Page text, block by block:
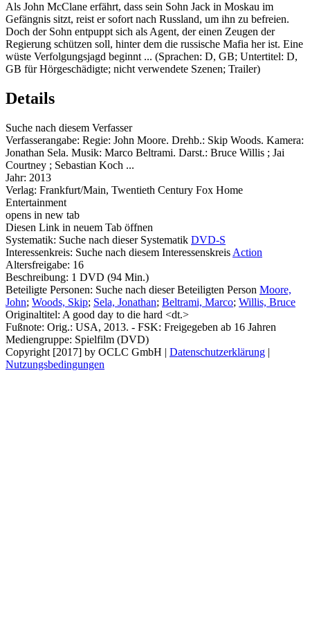
Als John McClane erfährt, dass sein Sohn Jack in Moskau im
Gefängnis sitzt, reist er sofort nach Russland, um ihn zu befreien.
Doch der Sohn entpuppt sich als Agent, der einen Zeugen der
Regierung schützen soll, hinter dem die russische Mafia her ist. Eine
wüste Verfolgungsjagd beginnt ... (Sprachen: D, GB; Untertitel: D,
GB für Hörgeschädigte; nicht verwendete Szenen; Trailer)
Details
Suche nach diesem Verfasser
Verfasserangabe: Regie: John Moore. Drehb.: Skip Woods. Kamera:
Jonathan Sela. Musik: Marco Beltrami. Darst.: Bruce Willis ; Jai
Courtney ; Sebastian Koch ...
Jahr: 2013
Verlag: Frankfurt/Main, Twentieth Century Fox Home
Entertainment
opens in new tab
Diesen Link in neuem Tab öffnen
Systematik: Suche nach dieser Systematik DVD-S
Interessenkreis: Suche nach diesem Interessenskreis Action
Altersfreigabe: 16
Beschreibung: 1 DVD (94 Min.)
Beteiligte Personen: Suche nach dieser Beteiligten Person Moore,
John; Woods, Skip; Sela, Jonathan; Beltrami, Marco; Willis, Bruce
Originaltitel: A good day to die hard <dt.>
Fußnote: Orig.: USA, 2013. - FSK: Freigegeben ab 16 Jahren
Mediengruppe: Spielfilm (DVD)
Copyright [2017] by OCLC GmbH | Datenschutzerklärung |
Nutzungsbedingungen